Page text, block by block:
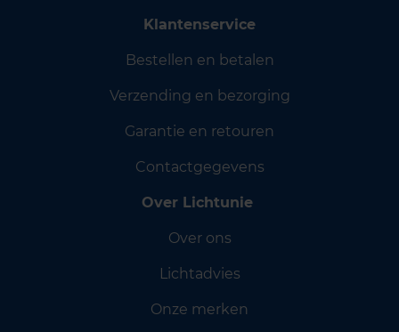
Klantenservice
Bestellen en betalen
Verzending en bezorging
Garantie en retouren
Contactgegevens
Over Lichtunie
Over ons
Lichtadvies
Onze merken